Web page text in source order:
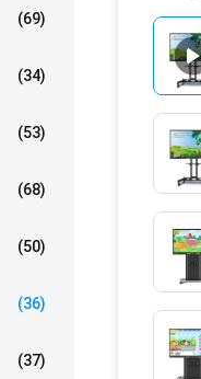
(69)
(34)
(53)
(68)
(50)
(36)
(37)